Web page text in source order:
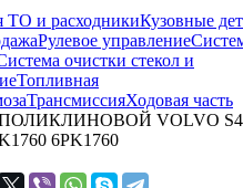
ТО и расходникиКузовные
Рулевое управление
очистки стекол и
Топливная
ТрансмиссияХодовая часть
VOLVO S40
6PK1760